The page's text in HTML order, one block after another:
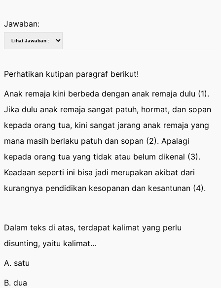
Jawaban:
Perhatikan kutipan paragraf berikut!
Anak remaja kini berbeda dengan anak remaja dulu (1).
Jika dulu anak remaja sangat patuh, hormat, dan sopan
kepada orang tua, kini sangat jarang anak remaja yang
mana masih berlaku patuh dan sopan (2). Apalagi
kepada orang tua yang tidak atau belum dikenal (3).
Keadaan seperti ini bisa jadi merupakan akibat dari
kurangnya pendidikan kesopanan dan kesantunan (4).
Dalam teks di atas, terdapat kalimat yang perlu
disunting, yaitu kalimat…
A. satu
B. dua